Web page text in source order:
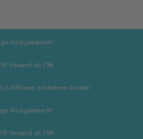
ab 75€
zufriedene Kunden
ab 75€